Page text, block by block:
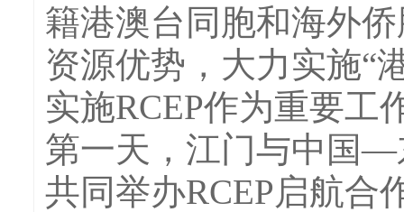
籍港澳台同胞和海外
资源优势，大力实施“
实施RCEP作为重要工
第一天，江门与中国—
共同举办RCEP启航合